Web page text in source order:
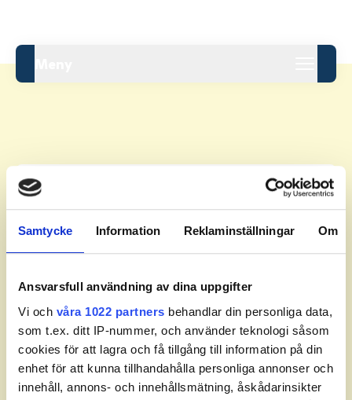
Samtycke Information Reklaminställningar Om
Ansvarsfull användning av dina uppgifter
Vi och våra 1022 partners behandlar din personliga data,
som t.ex. ditt IP-nummer, och använder teknologi såsom
cookies för att lagra och få tillgång till information på din
enhet för att kunna tillhandahålla personliga annonser och
innehåll, annons- och innehållsmätning, åskådarinsikter
Leaderboard.
Pos Namn